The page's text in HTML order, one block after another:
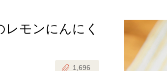
モンにんにく
1,696
めき時間副菜